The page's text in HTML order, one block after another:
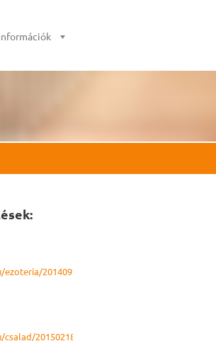
20140926/mmegbocsatas/
20150218/hazassag-